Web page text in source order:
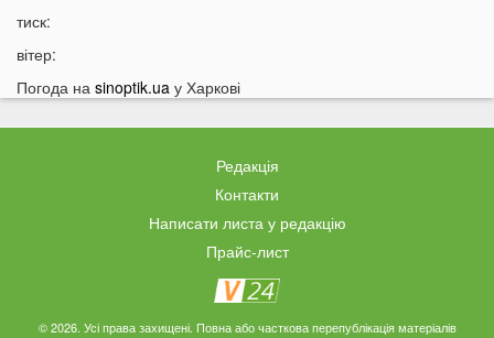
21:32
20:21
Ці продукти потрібно викинути через 48 годин: вони
можуть бути небезпечними
кого це стосується
Що категорично заборонено робити на Яблучний
Спас: повний перелік
Водіїв в Україні можуть оштрафувати на 1190 гривень
На Волині рясно ростуть маслюки: показали
місце, де шукати гриби
тиск:
вітер:
Погода на sinoptik.ua у Харкові
Редакція
Контакти
Написати листа у редакцію
Прайс-лист
© 2026. Усі права захищені. Повна або часткова перепублікація матеріалів